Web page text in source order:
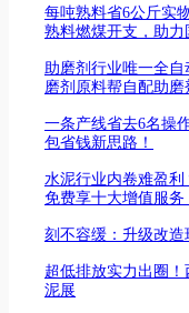
每吨熟料省6公斤实
熟料燃煤开支，助
助磨剂行业唯一全
磨剂原料帮自配助
一条产线省去6名操
包省钱新思路！
水泥行业内卷难盈
免费享十大增值服务
刻不容缓：升级改造
超低排放实力出圈
泥展